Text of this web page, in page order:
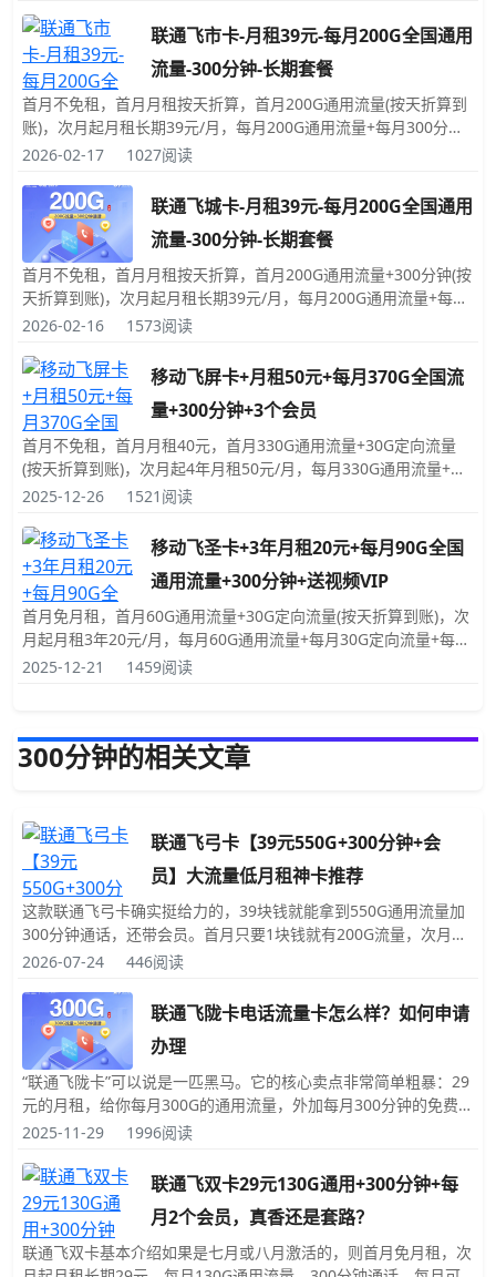
地(随机的归属地对用卡没有任何影响)；收到卡后，自主激活；申
请时需要先预存50元话费。
联通飞市卡-月租39元-每月200G全国通用
流量-300分钟-长期套餐
首月不免租，首月月租按天折算，首月200G通用流量(按天折算到
账)，次月起月租长期39元/月，每月200G通用流量+每月300分钟
免费拨打电话时长，发送短信彩信0.1元/条，赠送来电显示；号码
响)；此卡需要先激活，激活后运营商才会发卡；激活后必须一次
性充值100元。
2026-02-17 1027阅读
联通飞城卡-月租39元-每月200G全国通用
流量-300分钟-长期套餐
首月不免租，首月月租按天折算，首月200G通用流量+300分钟(按
天折算到账)，次月起月租长期39元/月，每月200G通用流量+每月
300分钟免费拨打电话时长，发送短信彩信0.1元/条，赠送来电显
有任何影响)；提交申请后，需要先激活，激活后运营商才会发
卡；激活后必须一次性充值100元。
2026-02-16 1573阅读
移动飞屏卡+月租50元+每月370G全国流
量+300分钟+3个会员
首月不免租，首月月租40元，首月330G通用流量+30G定向流量
(按天折算到账)，次月起4年月租50元/月，每月330G通用流量+每
月40G定向流量+每月300分钟免费拨打电话时长，每月可领取3个
属地为随机归属地(随机的归属地对用卡没有任何影响)；申请卡时
需要预存150元话费，收到卡后，自主激活。
2025-12-26 1521阅读
移动飞圣卡+3年月租20元+每月90G全国
通用流量+300分钟+送视频VIP
首月免月租，首月60G通用流量+30G定向流量(按天折算到账)，次
月起月租3年20元/月，每月60G通用流量+每月30G定向流量+每月
300分钟免费拨打电话时长，发送短信彩信0.1元/条，赠送来电显
费，不预存无法申请，如果未通过运营商审核50元会原路退回。
2025-12-21 1459阅读
300分钟的相关文章
联通飞弓卡【39元550G+300分钟+会
员】大流量低月租神卡推荐
这款联通飞弓卡确实挺给力的，39块钱就能拿到550G通用流量加
300分钟通话，还带会员。首月只要1块钱就有200G流量，次月起
每月39元稳定550G全国通用流量流量+300分钟免费拨打电话时长
解原套餐是59元每月250G全国通用流
2026-07-24 446阅读
联通飞陇卡电话流量卡怎么样？如何申请
办理
“联通飞陇卡”可以说是一匹黑马。它的核心卖点非常简单粗暴：29
元的月租，给你每月300G的通用流量，外加每月300分钟的免费拨
打电话时长。 注意，是全通用流量，不分APP，不限速。这就意味
地用到。而且它还自带了300
2025-11-29 1996阅读
联通飞双卡29元130G通用+300分钟+每
月2个会员，真香还是套路？
联通飞双卡基本介绍如果是七月或八月激活的，则首月免月租，次